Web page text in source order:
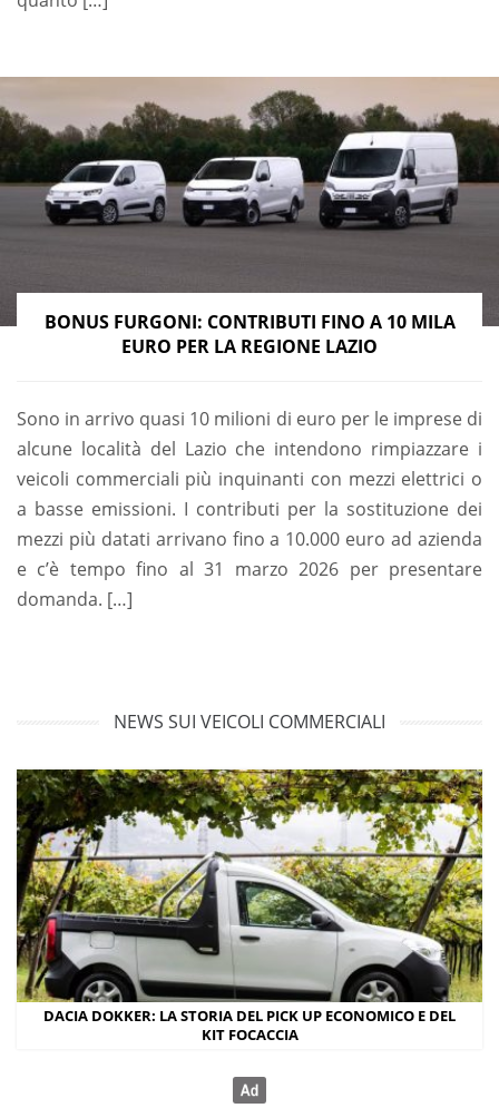
BONUS FURGONI: CONTRIBUTI FINO A 10 MILA
EURO PER LA REGIONE LAZIO
Sono in arrivo quasi 10 milioni di euro per le imprese di
alcune località del Lazio che intendono rimpiazzare i
veicoli commerciali più inquinanti con mezzi elettrici o
a basse emissioni. I contributi per la sostituzione dei
mezzi più datati arrivano fino a 10.000 euro ad azienda
e c’è tempo fino al 31 marzo 2026 per presentare
domanda. […]
NEWS SUI VEICOLI COMMERCIALI
DACIA DOKKER: LA STORIA DEL PICK UP ECONOMICO E DEL
KIT FOCACCIA